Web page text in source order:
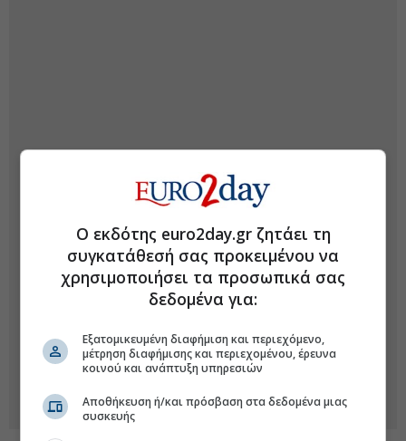
Ο εκδότης euro2day.gr ζητάει τη
συγκατάθεσή σας προκειμένου να
χρησιμοποιήσει τα προσωπικά σας
δεδομένα για:
Εξατομικευμένη διαφήμιση και περιεχόμενο,
μέτρηση διαφήμισης και περιεχομένου, έρευνα
κοινού και ανάπτυξη υπηρεσιών
Αποθήκευση ή/και πρόσβαση στα δεδομένα μιας
συσκευής